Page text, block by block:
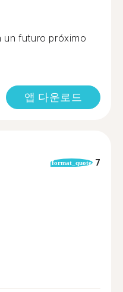
un futuro próximo
앱 다운로드
format_quote 7